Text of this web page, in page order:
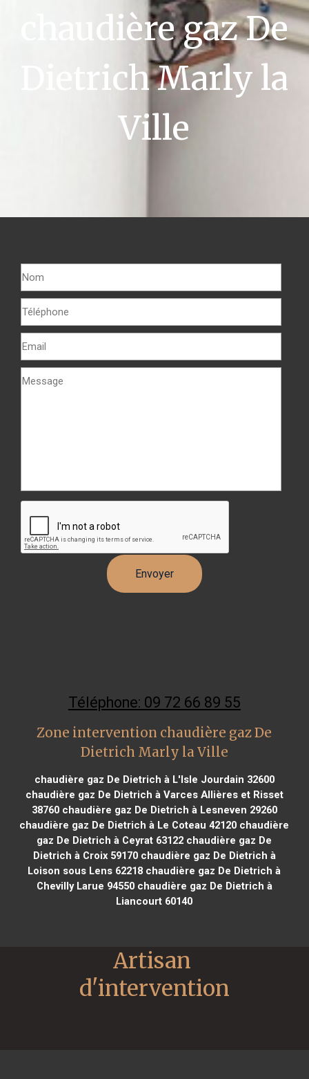
chaudière gaz De
Dietrich Marly la
Ville
Téléphone: 09 72 66 89 55
Zone intervention chaudière gaz De
Dietrich Marly la Ville
chaudière gaz De Dietrich à L'Isle Jourdain 32600
chaudière gaz De Dietrich à Varces Allières et Risset
38760chaudière gaz De Dietrich à Lesneven 29260
chaudière gaz De Dietrich à Le Coteau 42120 chaudière
gaz De Dietrich à Ceyrat 63122 chaudière gaz De
Dietrich à Croix 59170chaudière gaz De Dietrich à
Loison sous Lens 62218 chaudière gaz De Dietrich à
Chevilly Larue 94550chaudière gaz De Dietrich à
Liancourt 60140
Artisan
d'intervention